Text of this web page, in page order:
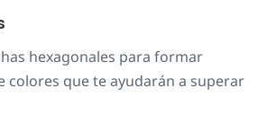
hexagonales para formar
colores que te ayudarán a superar